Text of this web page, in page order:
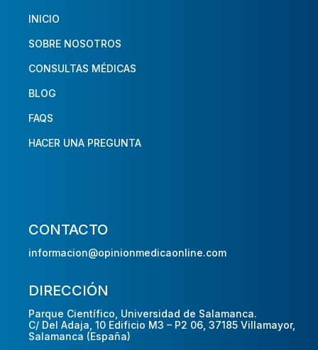
INICIO
SOBRE NOSOTROS
CONSULTAS MÉDICAS
BLOG
FAQS
HACER UNA PREGUNTA
CONTACTO
informacion@opinionmedicaonline.com
DIRECCIÓN
Parque Científico, Universidad de Salamanca.
C/ Del Adaja, 10 Edificio M3 – P2 06, 37185 Villamayor,
Salamanca (España)